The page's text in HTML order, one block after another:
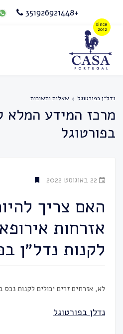
+351926921448
נדל״ן בפורטוגל שאלות ותשובות
מרכז המידע המלא
בפורטוגל
22 באוגוסט 2022
האם צריך
אזרחות
לקנות נדל״ן
לא, אזרחים זרים יכולים לקנות נכס
נדלן בפורטוגל